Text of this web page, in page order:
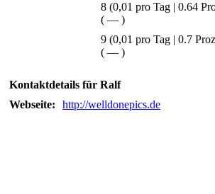
8 (0,01 pro Tag | 0.64
( — )
9 (0,01 pro Tag | 0.7
( — )
Kontaktdetails für Ralf
Webseite:
http://welldonepics.de